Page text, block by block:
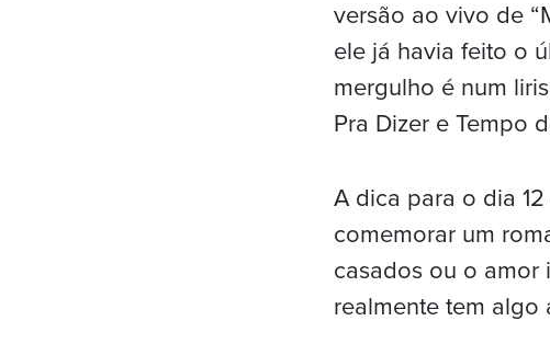
versão ao vivo de
ele já havia feito o
mergulho é num
Pra Dizer e Tempo
A dica para o dia
comemorar um
casados ou o
realmente tem algo